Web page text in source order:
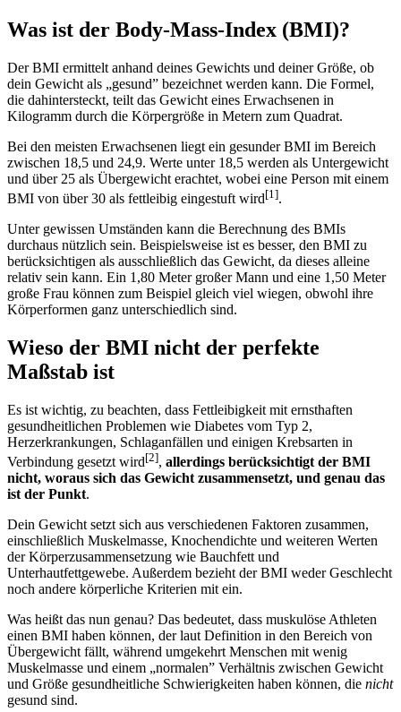
Was ist der Body-Mass-Index (BMI)?
Der BMI ermittelt anhand deines Gewichts und deiner Größe, ob
dein Gewicht als „gesund” bezeichnet werden kann. Die Formel,
die dahintersteckt, teilt das Gewicht eines Erwachsenen in
Kilogramm durch die Körpergröße in Metern zum Quadrat.
Bei den meisten Erwachsenen liegt ein gesunder BMI im Bereich
zwischen 18,5 und 24,9. Werte unter 18,5 werden als Untergewicht
und über 25 als Übergewicht erachtet, wobei eine Person mit einem
BMI von über 30 als fettleibig eingestuft wird[1].
Unter gewissen Umständen kann die Berechnung des BMIs
durchaus nützlich sein. Beispielsweise ist es besser, den BMI zu
berücksichtigen als ausschließlich das Gewicht, da dieses alleine
relativ sein kann. Ein 1,80 Meter großer Mann und eine 1,50 Meter
große Frau können zum Beispiel gleich viel wiegen, obwohl ihre
Körperformen ganz unterschiedlich sind.
Wieso der BMI nicht der perfekte
Maßstab ist
Es ist wichtig, zu beachten, dass Fettleibigkeit mit ernsthaften
gesundheitlichen Problemen wie Diabetes vom Typ 2,
Herzerkrankungen, Schlaganfällen und einigen Krebsarten in
Verbindung gesetzt wird[2], allerdings berücksichtigt der BMI
nicht, woraus sich das Gewicht zusammensetzt, und genau das
ist der Punkt.
Dein Gewicht setzt sich aus verschiedenen Faktoren zusammen,
einschließlich Muskelmasse, Knochendichte und weiteren Werten
der Körperzusammensetzung wie Bauchfett und
Unterhautfettgewebe. Außerdem bezieht der BMI weder Geschlecht
noch andere körperliche Kriterien mit ein.
Was heißt das nun genau? Das bedeutet, dass muskulöse Athleten
einen BMI haben können, der laut Definition in den Bereich von
Übergewicht fällt, während umgekehrt Menschen mit wenig
Muskelmasse und einem „normalen” Verhältnis zwischen Gewicht
und Größe gesundheitliche Schwierigkeiten haben können, die nicht
gesund sind.